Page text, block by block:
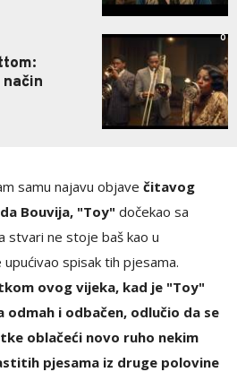
0
samu najavu objave čitavog
Bouvija, "Toy" dočekao sa
stvari ne stoje baš kao u
spisak tih pjesama.
ovog vijeka, kad je "Toy"
odmah i odbačen, odlučio da se
oblačeći novo ruho nekim
pjesama iz druge polovine